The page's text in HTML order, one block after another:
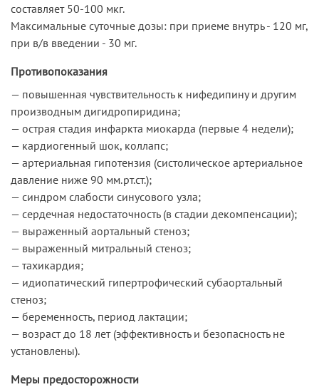
составляет 50-100 мкг.
Максимальные суточные дозы: при приеме внутрь - 120 мг,
при в/в введении - 30 мг.
Противопоказания
— повышенная чувствительность к нифедипину и другим
производным дигидропиридина;
— острая стадия инфаркта миокарда (первые 4 недели);
— кардиогенный шок, коллапс;
— артериальная гипотензия (систолическое артериальное
давление ниже 90 мм.рт.ст.);
— синдром слабости синусового узла;
— сердечная недостаточность (в стадии декомпенсации);
— выраженный аортальный стеноз;
— выраженный митральный стеноз;
— тахикардия;
— идиопатический гипертрофический субаортальный
стеноз;
— беременность, период лактации;
— возраст до 18 лет (эффективность и безопасность не
установлены).
Меры предосторожности